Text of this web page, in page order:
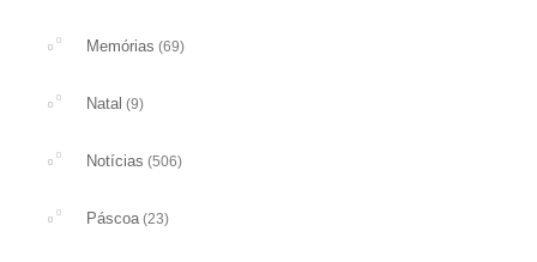
Memórias (69)
Natal (9)
Notícias (506)
Páscoa(23)